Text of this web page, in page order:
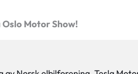
Oslo Motor Show!